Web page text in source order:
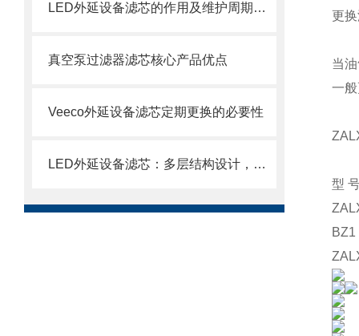
LED外延设备滤芯的作用及维护周期科普
真空泵过滤器滤芯核心产品优点
Veeco外延设备滤芯定期更换的必要性
LED外延设备滤芯：多层结构设计，层层过滤防护
更
当
一
型
BZ1